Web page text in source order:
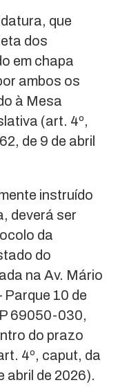
que
dos
em chapa
ambos os
à Mesa
(art. 4º,
de 9 de abril
instruído
deverá ser
da
do
na Av. Mário
Parque 10 de
69050-030,
do prazo
4º, caput, da
abril de 2026).